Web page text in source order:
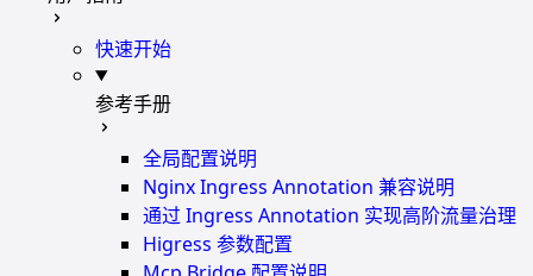
快速开始
参考手册
全局配置说明
Nginx Ingress Annotation 兼容说明
通过 Ingress Annotation 实现高阶流量治理
Higress 参数配置